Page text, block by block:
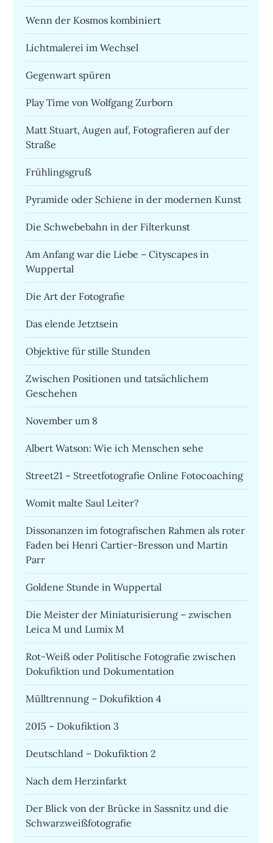
Wenn der Kosmos kombiniert
Lichtmalerei im Wechsel
Gegenwart spüren
Play Time von Wolfgang Zurborn
Matt Stuart, Augen auf, Fotografieren auf der
Straße
Frühlingsgruß
Pyramide oder Schiene in der modernen Kunst
Die Schwebebahn in der Filterkunst
Am Anfang war die Liebe – Cityscapes in
Wuppertal
Die Art der Fotografie
Das elende Jetztsein
Objektive für stille Stunden
Zwischen Positionen und tatsächlichem
Geschehen
November um 8
Albert Watson: Wie ich Menschen sehe
Street21 – Streetfotografie Online Fotocoaching
Womit malte Saul Leiter?
Dissonanzen im fotografischen Rahmen als roter
Faden bei Henri Cartier-Bresson und Martin
Parr
Goldene Stunde in Wuppertal
Die Meister der Miniaturisierung – zwischen
Leica M und Lumix M
Rot-Weiß oder Politische Fotografie zwischen
Dokufiktion und Dokumentation
Mülltrennung – Dokufiktion 4
2015 – Dokufiktion 3
Deutschland – Dokufiktion 2
Nach dem Herzinfarkt
Der Blick von der Brücke in Sassnitz und die
Schwarzweißfotografie